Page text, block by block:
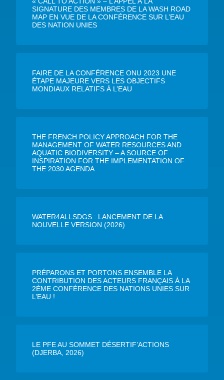
SIGNATURE DES MEMBRES DE LA WASH ROAD
MAP EN VUE DE LA CONFÉRENCE SUR L’EAU
DES NATION UNIES
FAIRE DE LA CONFÉRENCE ONU 2023 UNE
ÉTAPE MAJEURE VERS LES OBJECTIFS
MONDIAUX RELATIFS À L’EAU
THE FRENCH POLICY APPROACH FOR THE
MANAGEMENT OF WATER RESOURCES AND
AQUATIC BIODIVERSITY – A SOURCE OF
INSPIRATION FOR THE IMPLEMENTATION OF
THE 2030 AGENDA
WATER4ALLSDGS : LANCEMENT DE LA
NOUVELLE VERSION (2026)
PRÉPARONS ET PORTONS ENSEMBLE LA
CONTRIBUTION DES ACTEURS FRANÇAIS À LA
2ÈME CONFÉRENCE DES NATIONS UNIES SUR
L’EAU !
LE PFE AU SOMMET DÉSERTIF’ACTIONS
(DJERBA, 2026)